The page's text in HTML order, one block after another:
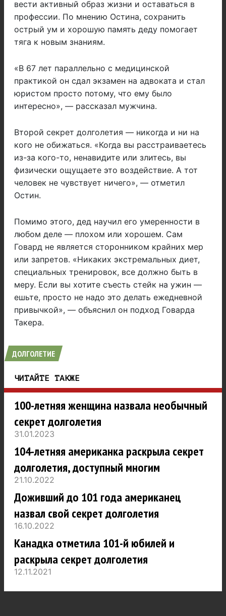
вести активный образ жизни и оставаться в
профессии. По мнению Остина, сохранить
острый ум и хорошую память деду помогает
тяга к новым знаниям.
«В 67 лет параллельно с медицинской
практикой он сдал экзамен на адвоката и стал
юристом просто потому, что ему было
интересно», — рассказал мужчина.
Второй секрет долголетия — никогда и ни на
кого не обижаться. «Когда вы расстраиваетесь
из-за кого-то, ненавидите или злитесь, вы
физически ощущаете это воздействие. А тот
человек не чувствует ничего», — отметил
Остин.
Помимо этого, дед научил его умеренности в
любом деле — плохом или хорошем. Сам
Говард не является сторонником крайних мер
или запретов. «Никаких экстремальных диет,
специальных тренировок, все должно быть в
меру. Если вы хотите съесть стейк на ужин —
ешьте, просто не надо это делать ежедневной
привычкой», — объяснил он подход Говарда
Такера.
ДОЛГОЛЕТИЕ
ЧИТАЙТЕ ТАКЖЕ
100-летняя женщина назвала необычный
секрет долголетия
31.01.2023
104-летняя американка раскрыла секрет
долголетия, доступный многим
21.10.2022
Доживший до 101 года американец
назвал свой секрет долголетия
16.10.2022
Канадка отметила 101-й юбилей и
раскрыла секрет долголетия
12.11.2021